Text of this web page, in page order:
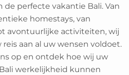
de perfecte vakantie Bali. Van
homestays, van
avontuurlijke activiteiten, wij
aan al uw wensen voldoet.
op en ontdek hoe wij uw
werkelijkheid kunnen